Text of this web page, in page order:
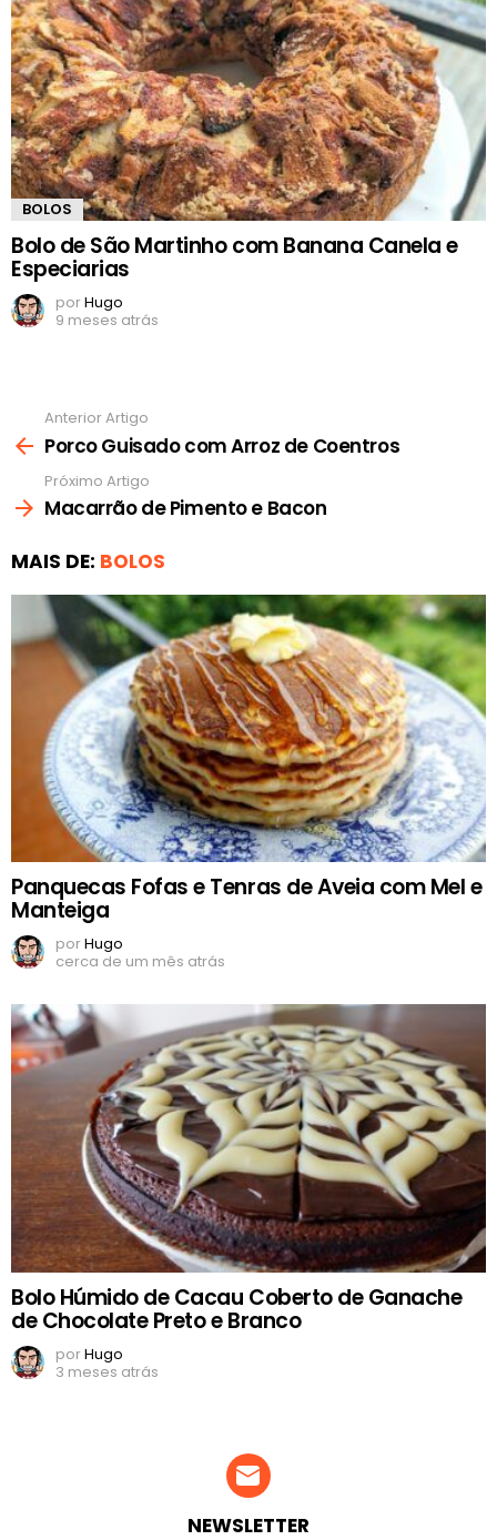
BOLOS
Bolo de São Martinho com Banana Canela e
Especiarias
porHugo
9 meses atrás
mais
Anterior Artigo
Porco Guisado com Arroz de Coentros
Próximo Artigo
Macarrão de Pimento e Bacon
MAIS DE: BOLOS
Panquecas Fofas e Tenras de Aveia com Mel e
Manteiga
porHugo
cerca de um mês atrás
Bolo Húmido de Cacau Coberto de Ganache
de Chocolate Preto e Branco
porHugo
3 meses atrás
NEWSLETTER